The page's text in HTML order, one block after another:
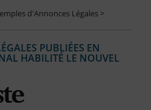
d'Annonces Légales >
PUBLIÉES EN
HABILITÉ LE NOUVEL